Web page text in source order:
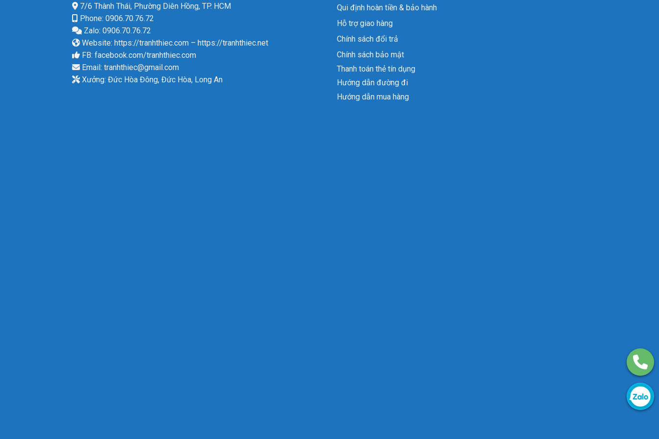
7/6 Thành Thái, Phường Diên Hồng, TP. HCM
Phone: 0906.70.76.72
Zalo: 0906.70.76.72
Website: https://tranhthiec.com – https://tranhthiec.net
FB: facebook.com/tranhthiec.com
Email: tranhthiec@gmail.com
Xưởng: Đức Hòa Đông, Đức Hòa, Long An
Qui định hoàn tiền & bảo hành
Hỗ trợ giao hàng
Chính sách đổi trả
Chính sách bảo mật
Thanh toán thẻ tín dụng
Hướng dẫn đường đi
Hướng dẫn mua hàng